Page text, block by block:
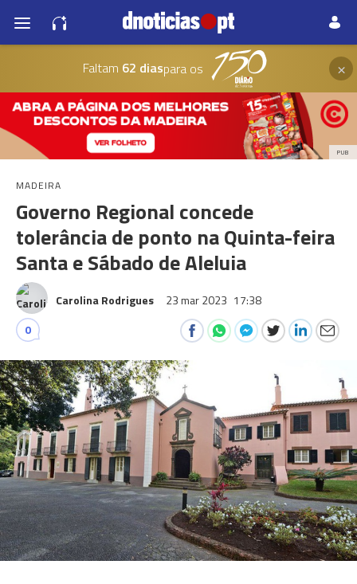
Faltam 62 diaspara os ×
PUB
MADEIRA
Governo Regional concede
tolerância de ponto na Quinta-feira
Santa e Sábado de Aleluia
Carolina Rodrigues 23 mar 2023 17:38
0